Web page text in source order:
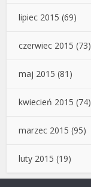
lipiec 2015 (69)
czerwiec 2015 (73)
maj 2015 (81)
kwiecień 2015 (74)
marzec 2015 (95)
luty 2015 (19)